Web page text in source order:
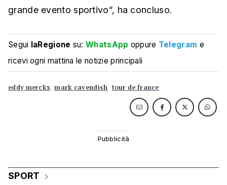
grande evento sportivo”, ha concluso.
Segui laRegione su:WhatsApp oppure Telegram e
ricevi ogni mattina le notizie principali
eddy merckx mark cavendish tour de france
SPORT